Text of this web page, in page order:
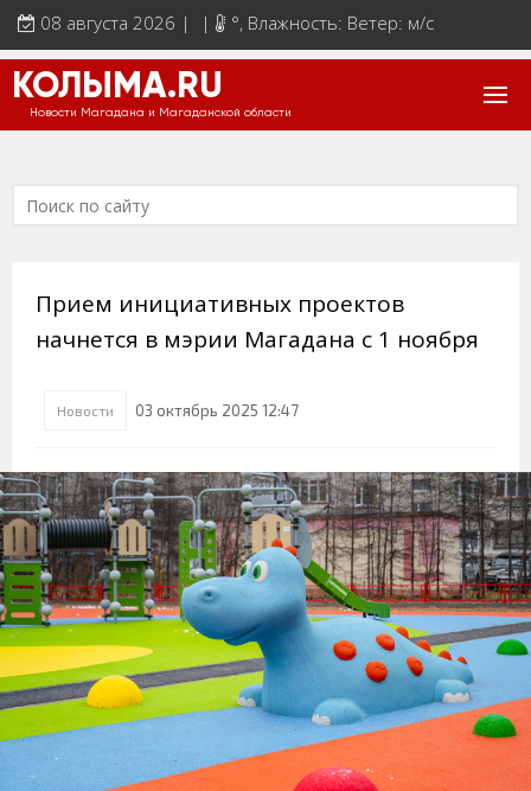
08 августа 2026 | | °, Влажность: Ветер: м/с
КОЛЫМА.RU
Новости Магадана и Магаданской области
Прием инициативных проектов
начнется в мэрии Магадана с 1 ноября
Новости 03 октябрь 2025 12:47